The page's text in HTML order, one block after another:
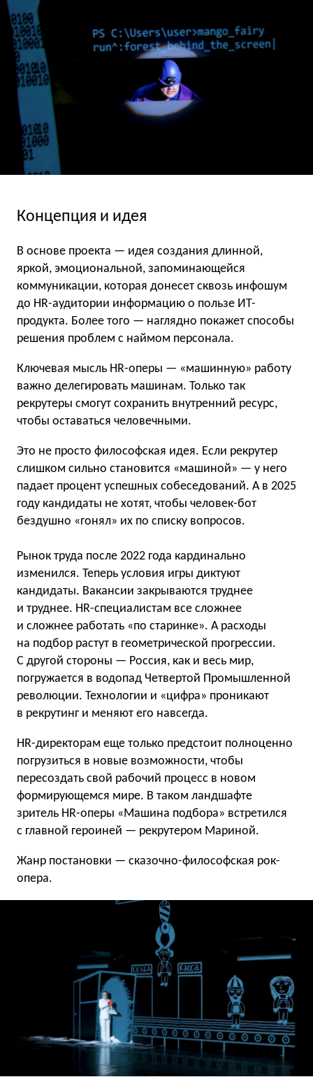
Концепция и идея
В основе проекта — идея создания длинной,
яркой, эмоциональной, запоминающейся
коммуникации, которая донесет сквозь инфошум
до HR-аудитории информацию о пользе ИТ-
продукта. Более того — наглядно покажет способы
решения проблем с наймом персонала.
Ключевая мысль HR-оперы — «машинную» работу
важно делегировать машинам. Только так
рекрутеры смогут сохранить внутренний ресурс,
чтобы оставаться человечными.
Это не просто философская идея. Если рекрутер
слишком сильно становится «машиной» — у него
падает процент успешных собеседований. А в 2025
году кандидаты не хотят, чтобы человек-бот
бездушно «гонял» их по списку вопросов.
Рынок труда после 2022 года кардинально
изменился. Теперь условия игры диктуют
кандидаты. Вакансии закрываются труднее
и труднее. HR-специалистам все сложнее
и сложнее работать «по старинке». А расходы
на подбор растут в геометрической прогрессии.
С другой стороны — Россия, как и весь мир,
погружается в водопад Четвертой Промышленной
революции. Технологии и «цифра» проникают
в рекрутинг и меняют его навсегда.
HR-директорам еще только предстоит полноценно
погрузиться в новые возможности, чтобы
пересоздать свой рабочий процесс в новом
формирующемся мире. В таком ландшафте
зритель HR-оперы «Машина подбора» встретился
с главной героиней — рекрутером Мариной.
Жанр постановки — сказочно-философская рок-
опера.